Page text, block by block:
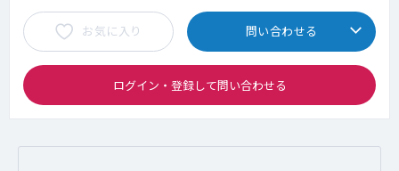
お気に入り 問い合わせる
ログイン・登録して問い合わせる